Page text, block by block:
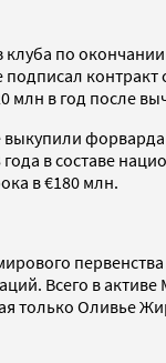
по
подписал
в год после
в составе
в €180 млн.
Всего в
только Оливье